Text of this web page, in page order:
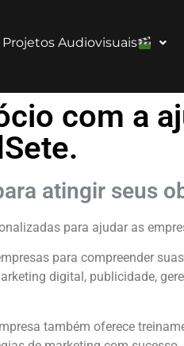
Projetos Audiovisuais
com a
atingir seus
para ajudar as
para compreender
digital, publicidade,
também oferece